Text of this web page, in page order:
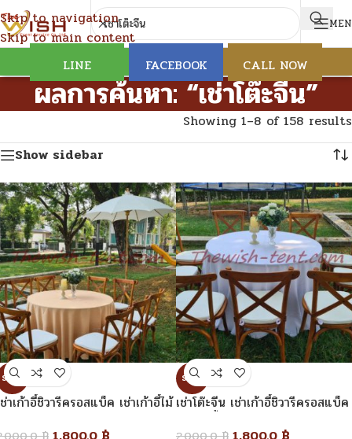
Skip to navigation
Skip to main content
LINE FACEBOOK CALL NOW
ผลการค้นหา: “เช่าโต๊ะจีน”
Showing 1–8 of 158 results
Show sidebar
SALE
าเก้าอี้ชิวารีครอสแบ็ค เช่าเก้าอี้ไม้
SALE
เช่าโต๊ะจีน เช่าเก้าอี้ชิวารีครอสแบ็ค